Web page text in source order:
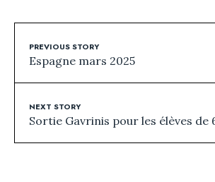
PREVIOUS STORY
Espagne mars 2025
NEXT STORY
Sortie Gavrinis pour les élèves de